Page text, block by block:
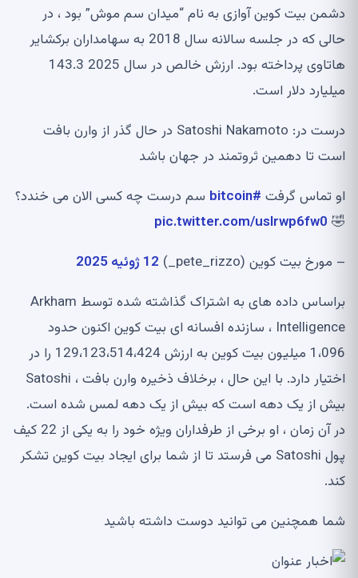
دشمن بیت کوین آوازی به نام “میدان سم موش” بود ، در
حالی که در جلسه سالانه سال 2018 به سهامداران برکشایر
هاتاوی پرداخته بود. ارزش خالص در سال 2025 143.3
میلیارد دلار است.
درست در: Satoshi Nakamoto در حال گذر از وارن بافت
است تا دهمین ثروتمند در جهان باشد
او تماس گرفت #bitcoin
سم درست چه کسی الان می خندد؟
🤣
pic.twitter.com/uslrwp6fw0
– مورخ بیت کوین (pete_rizzo_)
12 ژوئیه 2025
براساس داده های به اشتراک گذاشته شده توسط Arkham
Intelligence ، سازنده افسانه ای بیت کوین اکنون حدود
1،096 میلیون بیت کوین به ارزش 129،123،514،424 را در
اختیار دارد. با این حال ، برخلاف ذخیره وارن بافت ، Satoshi
بیش از یک دهه است که بیش از یک دهه لمس شده است.
در آن زمان ، او برخی از طرفداران ویژه خود را به یکی از 22 کیف
پول Satoshi می فرستد تا از شما برای ایجاد بیت کوین تشکر
کند.
شما همچنین می توانید دوست داشته باشید